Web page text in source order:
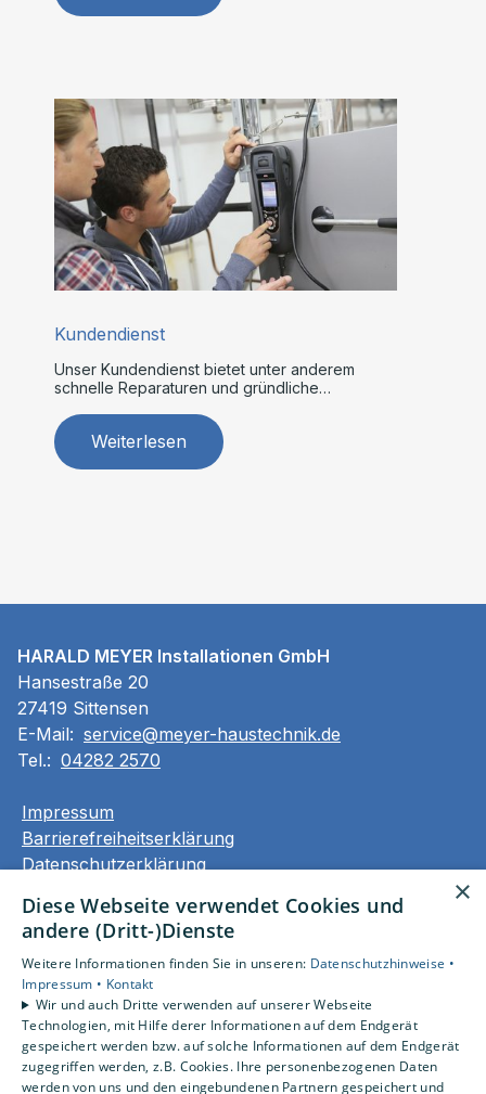
Kundendienst
Unser Kundendienst bietet unter anderem
schnelle Reparaturen und gründliche
Weiterlesen
HARALD MEYER Installationen GmbH
Hansestraße 20
27419 Sittensen
E-Mail: service@meyer-haustechnik.de
Tel.: 04282 2570
Impressum
Barrierefreiheitserklärung
Datenschutzerklärung
Unsere Bereiche
Privatkunden
Gewerbekunden
Karriere
Unternehmen
Kontakt
×
Diese Webseite verwendet Cookies und
andere (Dritt-)Dienste
Weitere Informationen finden Sie in unseren: Datenschutzhinweise •
Impressum • Kontakt
Wir und auch Dritte verwenden auf unserer Webseite
Technologien, mit Hilfe derer Informationen auf dem Endgerät
gespeichert werden bzw. auf solche Informationen auf dem Endgerät
zugegriffen werden, z.B. Cookies. Ihre personenbezogenen Daten
werden von uns und den eingebundenen Partnern gespeichert und